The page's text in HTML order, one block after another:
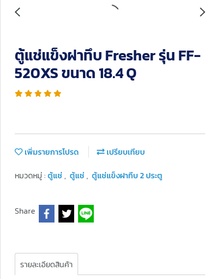
ตู้แช่แข็งฝาทึบ Fresher รุ่น FF-
520XS ขนาด 18.4 Q
เพิ่มรายการโปรด
เปรียบเทียบ
หมวดหมู่ : ตู้แช่ , ตู้แช่ , ตู้แช่แข็งฝาทึบ 2 ประตู
Share
รายละเอียดสินค้า